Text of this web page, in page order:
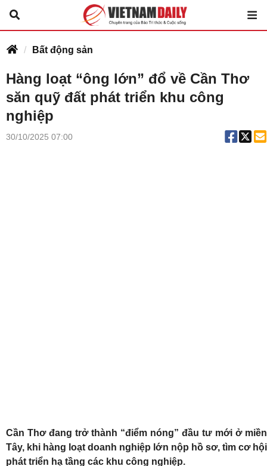
Bất động sản
Hàng loạt “ông lớn” đổ về Cần Thơ
săn quỹ đất phát triển khu công
nghiệp
30/10/2025 07:00
Cần Thơ đang trở thành “điểm nóng” đầu tư mới ở miền
Tây, khi hàng loạt doanh nghiệp lớn nộp hồ sơ, tìm cơ hội
phát triển hạ tầng các khu công nghiệp.